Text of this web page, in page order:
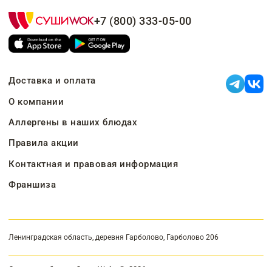
+7 (800) 333-05-00
Доставка и оплата
О компании
Аллергены в наших блюдах
Правила акции
Контактная и правовая информация
Франшиза
Ленинградская область, деревня Гарболово, Гарболово 206